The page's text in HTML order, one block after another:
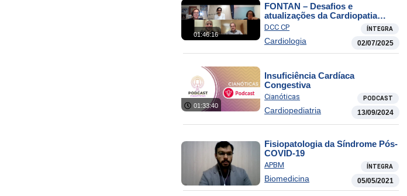
01:46:16
FONTAN – Desafios e
atualizações da Cardiopatia
Univentricular
DCC CP ÍNTEGRA
Cardiologia 02/07/2025
01:33:40
Insuficiência Cardíaca
Congestiva
Cianóticas PODCAST
Cardiopediatria 13/09/2024
Fisiopatologia da Síndrome Pós-
COVID-19
APBM ÍNTEGRA
Biomedicina 05/05/2021